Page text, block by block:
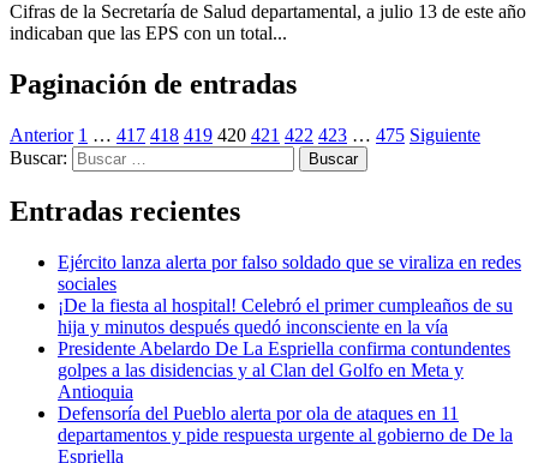
Cifras de la Secretaría de Salud departamental, a julio 13 de este año
indicaban que las EPS con un total...
Paginación de entradas
Anterior 1 … 417 418 419 420 421 422 423 … 475 Siguiente
Buscar:
Entradas recientes
Ejército lanza alerta por falso soldado que se viraliza en redes
sociales
¡De la fiesta al hospital! Celebró el primer cumpleaños de su
hija y minutos después quedó inconsciente en la vía
Presidente Abelardo De La Espriella confirma contundentes
golpes a las disidencias y al Clan del Golfo en Meta y
Antioquia
Defensoría del Pueblo alerta por ola de ataques en 11
departamentos y pide respuesta urgente al gobierno de De la
Espriella